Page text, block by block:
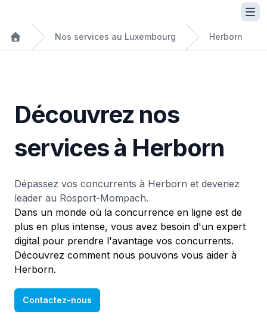
Nos services au Luxembourg Herborn
Découvrez nos
services à Herborn
Dépassez vos concurrents à Herborn et devenez
leader au Rosport-Mompach.
Dans un monde où la concurrence en ligne est de
plus en plus intense, vous avez besoin d'un expert
digital pour prendre l'avantage vos concurrents.
Découvrez comment nous pouvons vous aider à
Herborn.
Contactez-nous